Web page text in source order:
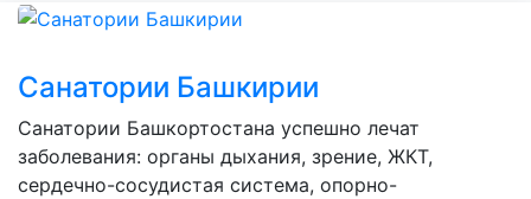
Санатории Башкирии
Санатории Башкортостана успешно лечат
заболевания: органы дыхания, зрение, ЖКТ,
сердечно-сосудистая система, опорно-